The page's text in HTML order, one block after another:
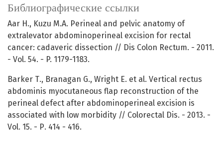
Библиографические ссылки
Aar H., Kuzu M.A. Perineal and pelvic anatomy of
extralevator abdominoperineal excision for rectal
cancer: cadaveric dissection // Dis Colon Rectum. - 2011.
- Vol. 54. - P. 1179-1183.
Barker Т., Branagan G., Wright E. et al. Vertical rectus
abdominis myocutaneous flap reconstruction of the
perineal defect after abdominoperineal excision is
associated with low morbidity // Colorectal Dis. - 2013. -
Vol. 15. - Р. 414 - 416.